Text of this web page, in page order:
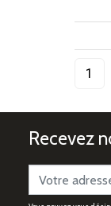
Recevez